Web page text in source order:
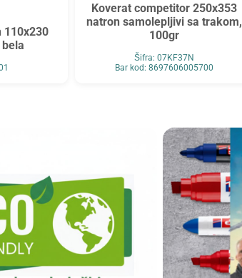
110x230
Koverat competitor 250x353
natron samolepljivi sa trakom,
100gr
Šifra: 07KF37N
Bar kod: 8697606005700